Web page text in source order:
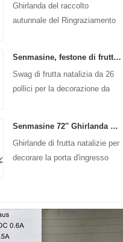
Ghirlanda del raccolto
autunnale del Ringraziamento
Senmasine, festone di frutta natalizia da 26 pollici con fiocchi di nastro, foglie di rami in PVC artificiale
Swag di frutta natalizia da 26
pollici per la decorazione da
Senmasine 72'' Ghirlanda di frutta artificiale di Natale per la decorazione da appendere al camino delle scale
Ghirlande di frutta natalizie per
decorare la porta d'ingresso